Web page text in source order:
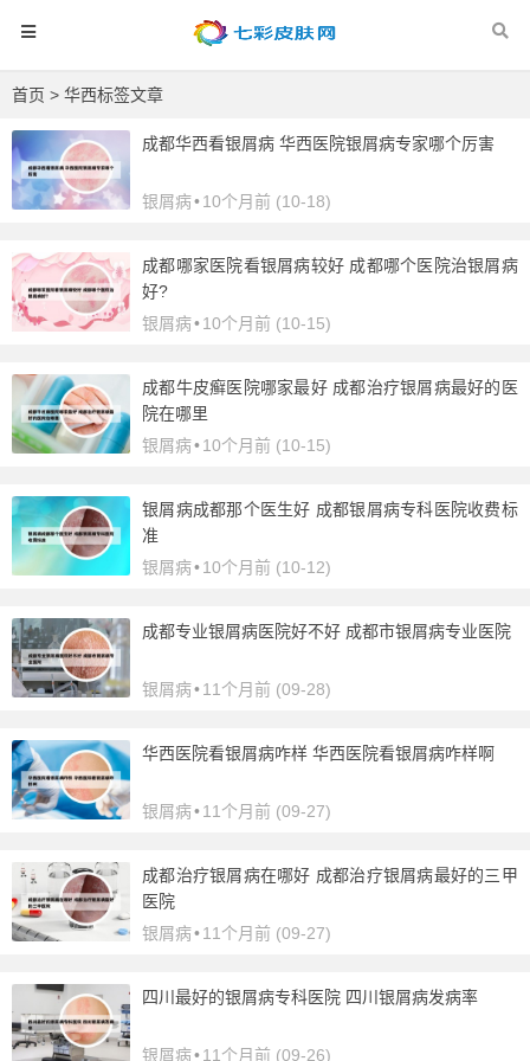
首页 > 华西标签文章
成都华西看银屑病 华西医院银屑病专家哪个厉害
银屑病•10个月前 (10-18)
成都哪家医院看银屑病较好 成都哪个医院治银屑病
好?
银屑病•10个月前 (10-15)
成都牛皮癣医院哪家最好 成都治疗银屑病最好的医
院在哪里
银屑病•10个月前 (10-15)
银屑病成都那个医生好 成都银屑病专科医院收费标
准
银屑病•10个月前 (10-12)
成都专业银屑病医院好不好 成都市银屑病专业医院
银屑病•11个月前 (09-28)
华西医院看银屑病咋样 华西医院看银屑病咋样啊
银屑病•11个月前 (09-27)
成都治疗银屑病在哪好 成都治疗银屑病最好的三甲
医院
银屑病•11个月前 (09-27)
四川最好的银屑病专科医院 四川银屑病发病率
银屑病•11个月前 (09-26)